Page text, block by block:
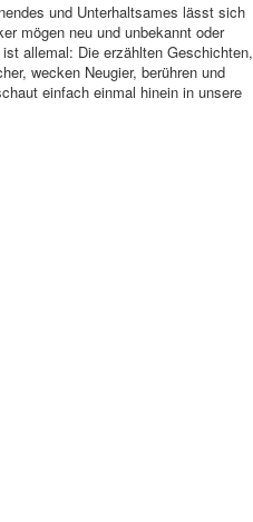
und Unterhaltsames lässt sich
mögen neu und unbekannt oder
allemal: Die erzählten Geschichten,
wecken Neugier, berühren und
einfach einmal hinein in unsere